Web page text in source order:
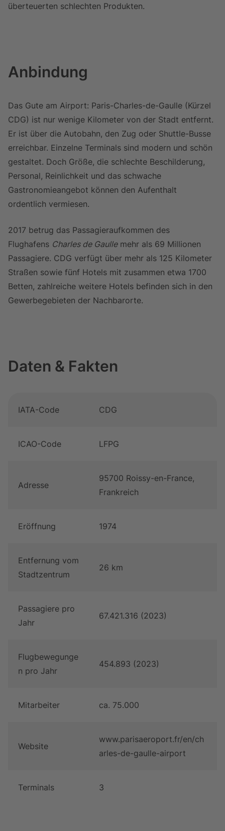
überteuerten schlechten Produkten.
Anbindung
Das Gute am Airport: Paris-Charles-de-Gaulle (Kürzel
CDG) ist nur wenige Kilometer von der Stadt entfernt.
Er ist über die Autobahn, den Zug oder Shuttle-Busse
erreichbar. Einzelne Terminals sind modern und schön
gestaltet. Doch Größe, die schlechte Beschilderung,
Personal, Reinlichkeit und das schwache
Gastronomieangebot können den Aufenthalt
ordentlich vermiesen.
2017 betrug das Passagieraufkommen des
Flughafens Charles de Gaullemehr als 69 Millionen
Passagiere. CDG verfügt über mehr als 125 Kilometer
Straßen sowie fünf Hotels mit zusammen etwa 1700
Betten, zahlreiche weitere Hotels befinden sich in den
Gewerbegebieten der Nachbarorte.
Daten & Fakten
Tabelle überspringen Daten & Fakten, 10 Objekte
IATA-Code
CDG
ICAO-Code LFPG
Adresse
95700 Roissy-en-France,
Frankreich
Eröffnung 1974
Entfernung vom
Stadtzentrum
26 km
Passagiere pro
Jahr
67.421.316 (2023)
Flugbewegunge
n pro Jahr
454.893 (2023)
Mitarbeiter ca. 75.000
Website
www.parisaeroport.fr/en/ch
arles-de-gaulle-airport
Terminals 3
Zum Anfang der Tabelle springen